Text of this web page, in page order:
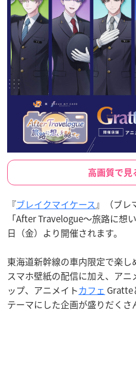
高画質で見
『ブレイクマイケース』（ブレ
「After Travelogue〜旅路に想
日（金）より開催されます。
東海道新幹線の車内限定で楽
スマホ壁紙の配信に加え、ア
ップ、アニメイトカフェ Gratte
テーマにした企画が盛りだくさ